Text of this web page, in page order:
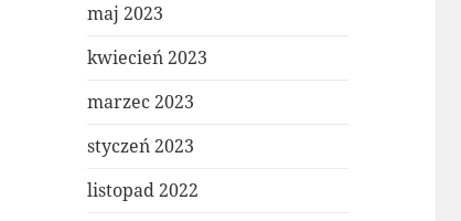
maj 2023
kwiecień 2023
marzec 2023
styczeń 2023
listopad 2022